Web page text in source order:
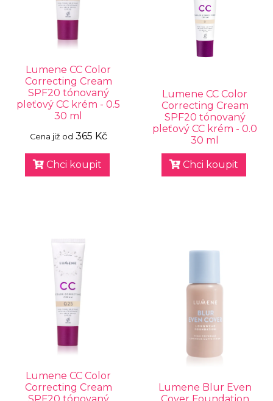
Lumene CC Color
Correcting Cream
SPF20 tónovaný
pleťový CC krém - 0.5
30 ml
Cena již od 365 Kč
Chci koupit
Lumene CC Color
Correcting Cream
SPF20 tónovaný
pleťový CC krém - 0.0
30 ml
Chci koupit
Lumene CC Color
Correcting Cream
Lumene Blur Even